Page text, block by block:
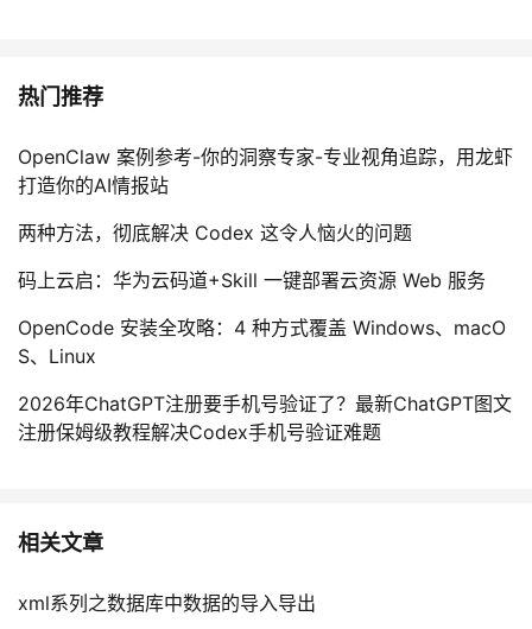
热门推荐
OpenClaw 案例参考-你的洞察专家-专业视角追踪，用龙虾
打造你的AI情报站
两种方法，彻底解决 Codex 这令人恼火的问题
码上云启：华为云码道+Skill 一键部署云资源 Web 服务
OpenCode 安装全攻略：4 种方式覆盖 Windows、macO
S、Linux
2026年ChatGPT注册要手机号验证了？最新ChatGPT图文
注册保姆级教程解决Codex手机号验证难题
相关文章
xml系列之数据库中数据的导入导出